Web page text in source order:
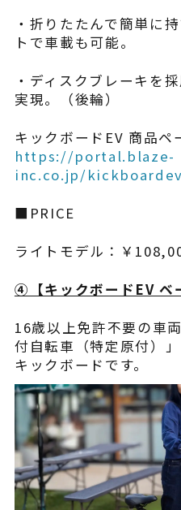
・折りたたんで簡単に
トで車載も可能。
・ディスクブレーキを
実現。（後輪）
キックボードEV 商品ペ
https://portal.blaze-
inc.co.jp/
■PRICE
ライトモデル：￥
④【​キックボードEV ベ
16歳以上免許不要の車
付自転車（特定原付）
キックボードです。